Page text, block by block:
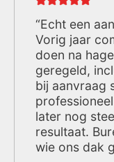
“Echt een
Vorig jaar
doen na
geregeld,
bij aanvraag
later nog
resultaat.
wie ons dak